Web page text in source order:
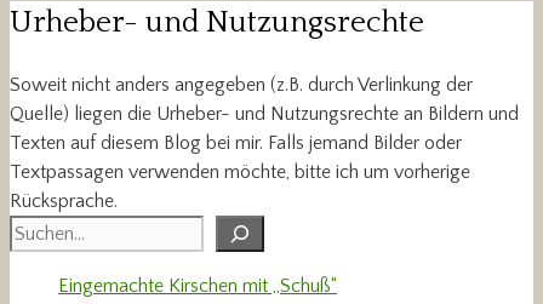
Urheber- und Nutzungsrechte
Soweit nicht anders angegeben (z.B. durch Verlinkung der
Quelle) liegen die Urheber- und Nutzungsrechte an Bildern und
Texten auf diesem Blog bei mir. Falls jemand Bilder oder
Textpassagen verwenden möchte, bitte ich um vorherige
Rücksprache.
Suchen
Eingemachte Kirschen mit „Schuß“